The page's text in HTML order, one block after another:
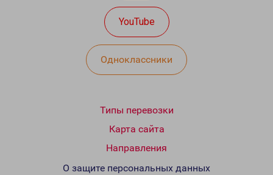
YouTube
Одноклассники
Типы перевозки
Карта сайта
Направления
О защите персональных данных